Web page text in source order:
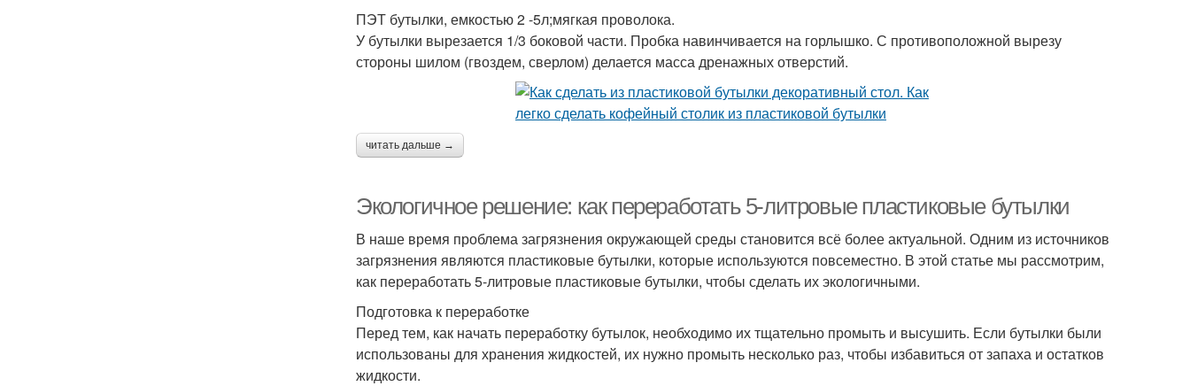
ПЭТ бутылки, емкостью 2 -5л;мягкая проволока.
У бутылки вырезается 1/3 боковой части. Пробка навинчивается на горлышко. С противоположной вырезу
стороны шилом (гвоздем, сверлом) делается масса дренажных отверстий.
читать дальше →
Экологичное решение: как переработать 5-литровые пластиковые бутылки
В наше время проблема загрязнения окружающей среды становится всё более актуальной. Одним из источников
загрязнения являются пластиковые бутылки, которые используются повсеместно. В этой статье мы рассмотрим,
как переработать 5-литровые пластиковые бутылки, чтобы сделать их экологичными.
Подготовка к переработке
Перед тем, как начать переработку бутылок, необходимо их тщательно промыть и высушить. Если бутылки были
использованы для хранения жидкостей, их нужно промыть несколько раз, чтобы избавиться от запаха и остатков
жидкости.